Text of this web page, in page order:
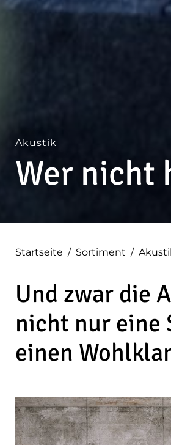
Akustik
Wer nicht
Startseite / Sortiment /
Und zwar die
nicht nur eine
einen